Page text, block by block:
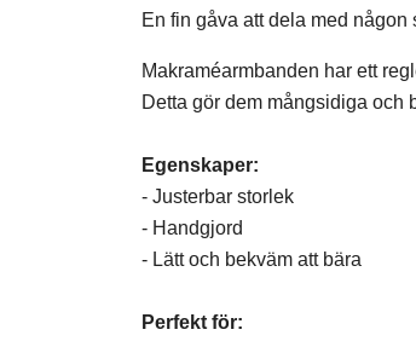
En fin gåva att dela med
Makraméarmbanden har ett
Detta gör dem mångsidiga och
Egenskaper:
- Justerbar storlek
- Handgjord
- Lätt och bekväm att bära
Perfekt för: